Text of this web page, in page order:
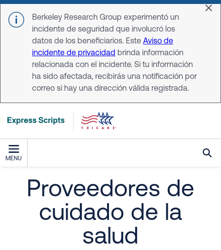
Skip to main content
Berkeley Research Group experimentó un
incidente de seguridad que involucró los
datos de los beneficiarios. Este Aviso de
incidente de privacidad brinda información
relacionada con el incidente. Si tu información
ha sido afectada, recibirás una notificación por
correo si hay una dirección válida registrada.
MENU
Proveedores de
cuidado de la
salud